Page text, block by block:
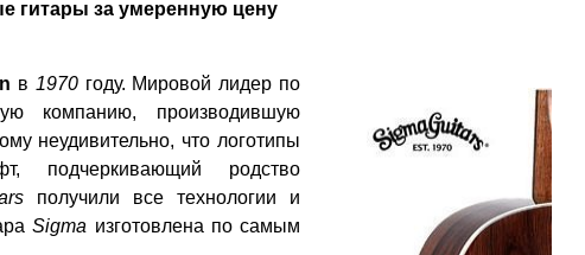
гитары за умеренную цену
в 1970году. Мировой лидер по
компанию, производившую
неудивительно, что логотипы
подчеркивающий родство
получили все технологии и
Sigma изготовлена ​​по самым